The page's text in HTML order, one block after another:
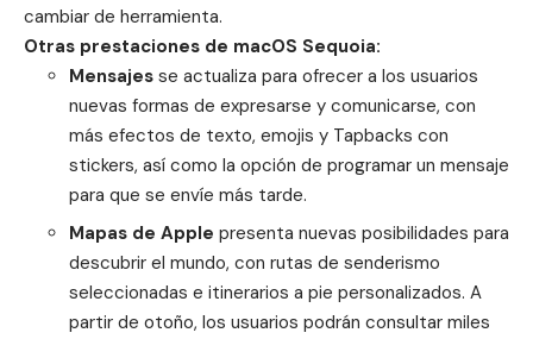
cambiar de herramienta.
Otras prestaciones de macOS Sequoia:
Mensajesse actualiza para ofrecer a los usuarios
nuevas formas de expresarse y comunicarse, con
más efectos de texto, emojis y Tapbacks con
stickers, así como la opción de programar un mensaje
para que se envíe más tarde.
Mapas de Apple presenta nuevas posibilidades para
descubrir el mundo, con rutas de senderismo
seleccionadas e itinerarios a pie personalizados. A
partir de otoño, los usuarios podrán consultar miles